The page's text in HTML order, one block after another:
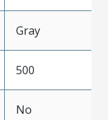
Gray
500
No